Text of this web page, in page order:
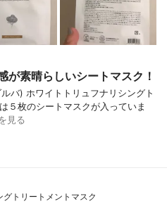
が素晴らしいシートマスク！
バ) ホワイトトリュフナリシングト
５枚のシートマスクが入っていま
見る
トリートメントマスク